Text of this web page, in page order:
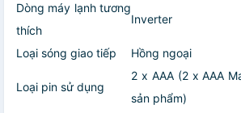
Dòng máy lạnh tương
thích
Inverter
Loại sóng giao tiếp Hồng ngoại
Loại pin sử dụng
2 x AAA (2 x AAA
sản phẩm)